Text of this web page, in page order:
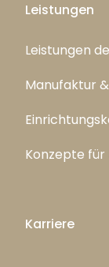
Leistungen
Leistungen
Manufaktur
Konzepte
Karriere